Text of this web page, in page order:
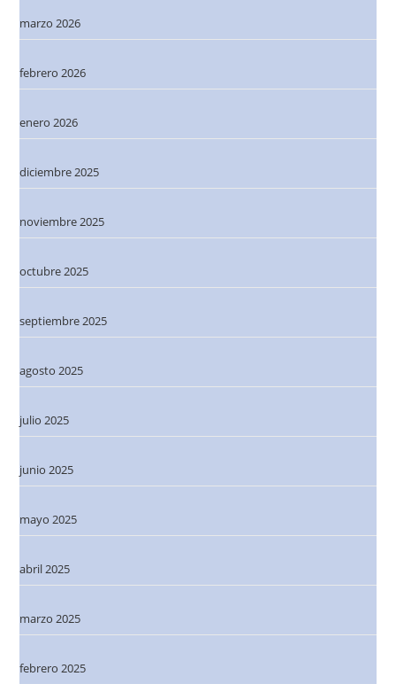
marzo 2026
febrero 2026
enero 2026
diciembre 2025
noviembre 2025
octubre 2025
septiembre 2025
agosto 2025
julio 2025
junio 2025
mayo 2025
abril 2025
marzo 2025
febrero 2025